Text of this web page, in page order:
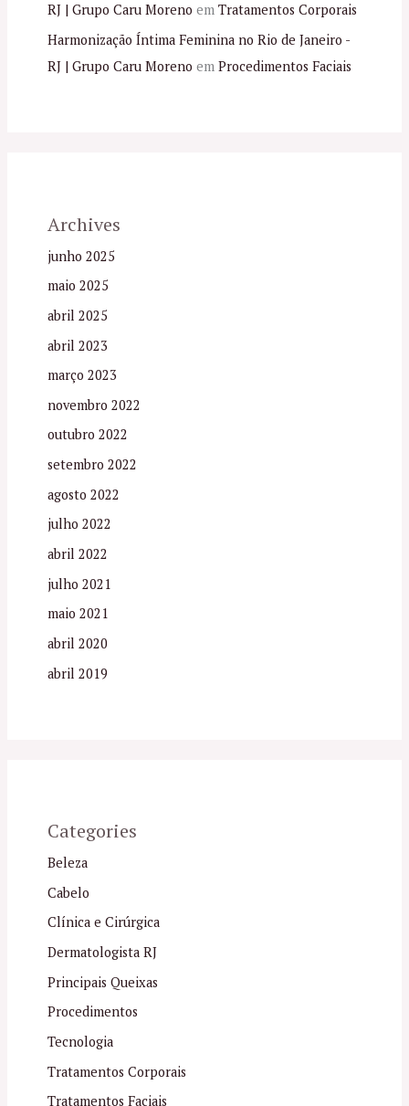
RJ | Grupo Caru Moreno em Tratamentos Corporais
Harmonização Íntima Feminina no Rio de Janeiro -
RJ | Grupo Caru Moreno em Procedimentos Faciais
Archives
junho 2025
maio 2025
abril 2025
abril 2023
março 2023
novembro 2022
outubro 2022
setembro 2022
agosto 2022
julho 2022
abril 2022
julho 2021
maio 2021
abril 2020
abril 2019
Categories
Beleza
Cabelo
Clínica e Cirúrgica
Dermatologista RJ
Principais Queixas
Procedimentos
Tecnologia
Tratamentos Corporais
Tratamentos Faciais